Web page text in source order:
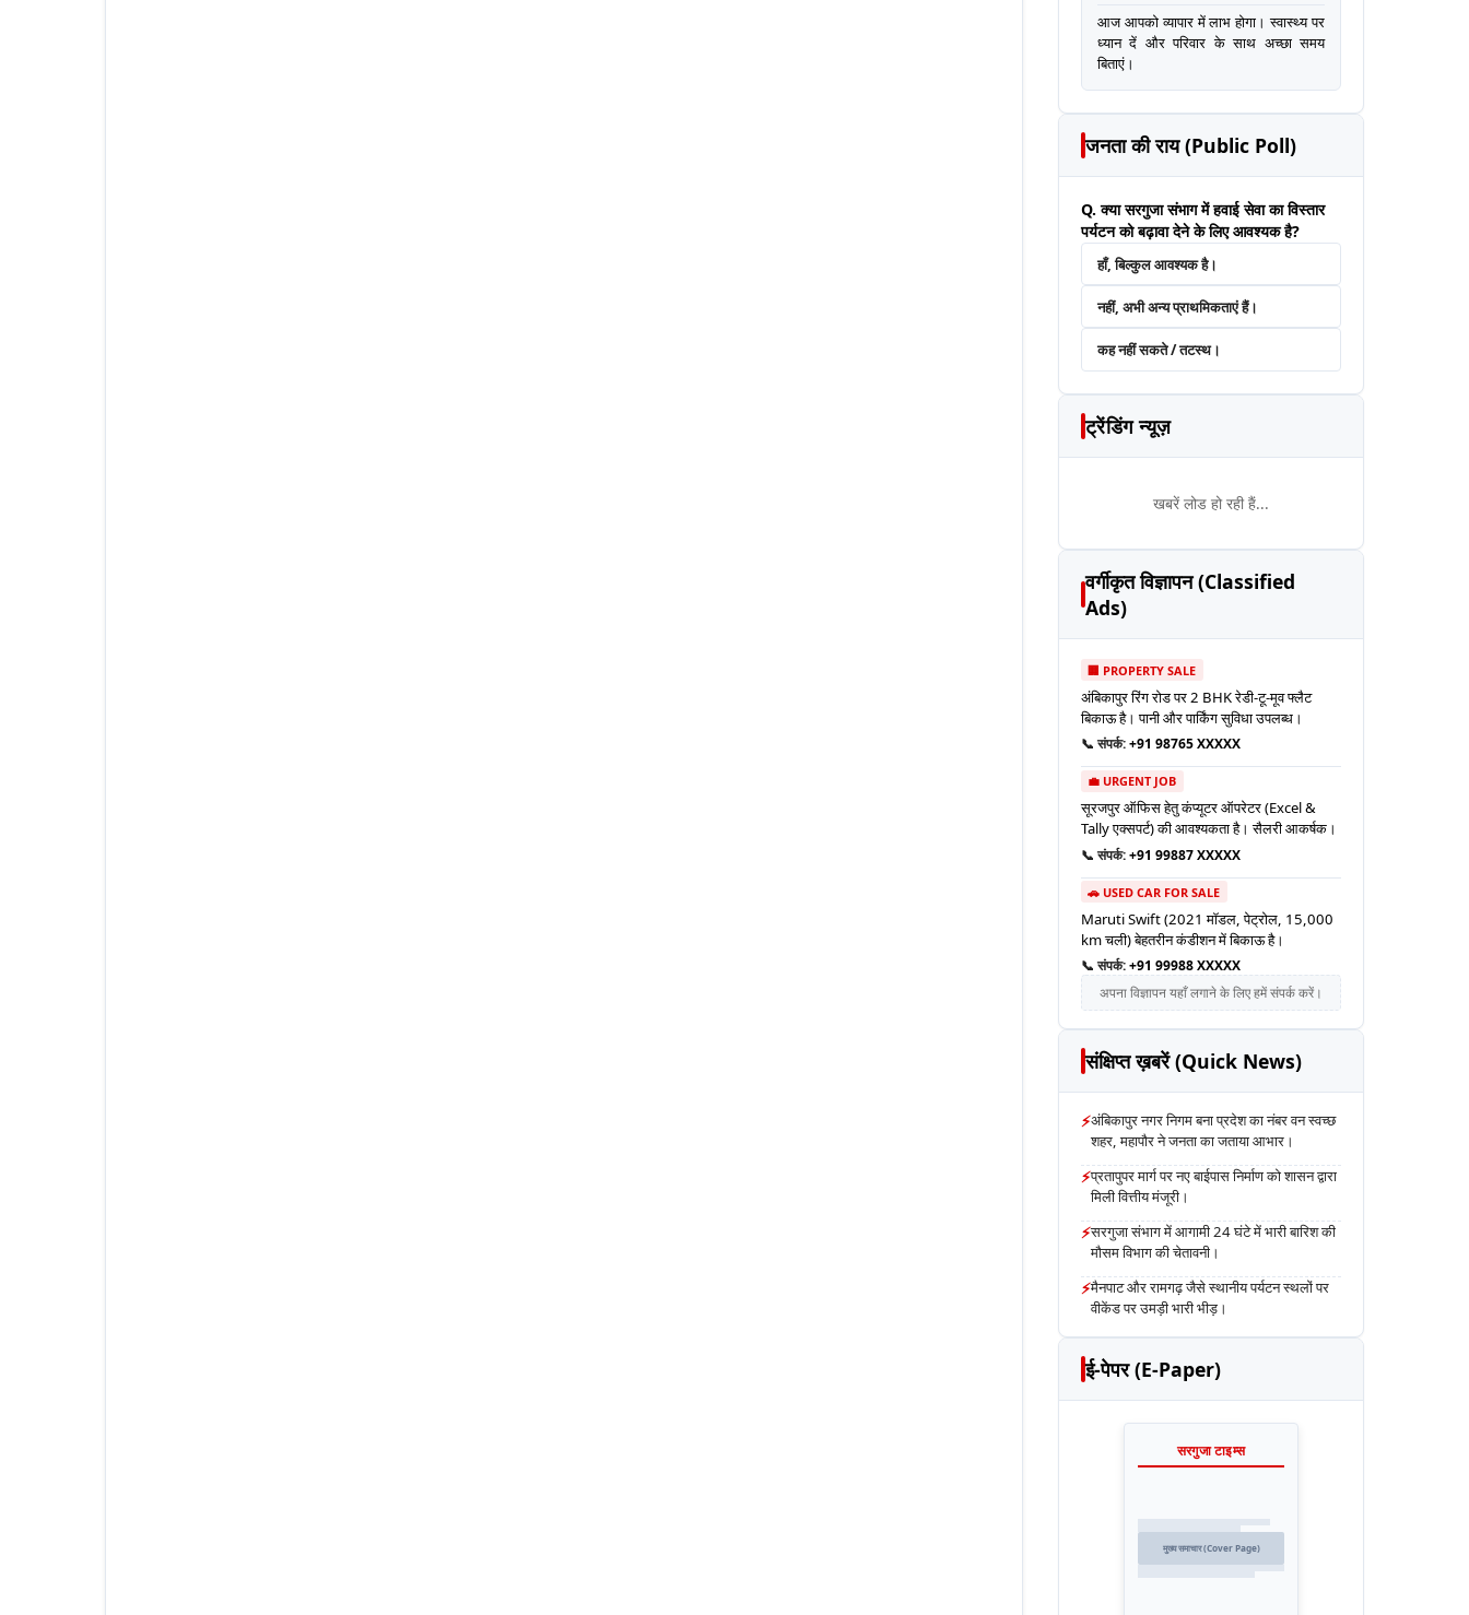
आज आपको व्यापार में लाभ होगा। स्वास्थ्य पर
ध्यान दें और परिवार के साथ अच्छा समय
बिताएं।
जनता की राय (Public Poll)
Q. क्या सरगुजा संभाग में हवाई सेवा का विस्तार
पर्यटन को बढ़ावा देने के लिए आवश्यक है?
हाँ, बिल्कुल आवश्यक है।
नहीं, अभी अन्य प्राथमिकताएं हैं।
कह नहीं सकते / तटस्थ।
ट्रेंडिंग न्यूज़
खबरें लोड हो रही हैं...
वर्गीकृत विज्ञापन (Classified
Ads)
🏢 PROPERTY SALE
अंबिकापुर रिंग रोड पर 2 BHK रेडी-टू-मूव फ्लैट
बिकाऊ है। पानी और पार्किंग सुविधा उपलब्ध।
📞 संपर्क:+91 98765 XXXXX
💼 URGENT JOB
सूरजपुर ऑफिस हेतु कंप्यूटर ऑपरेटर (Excel &
Tally एक्सपर्ट) की आवश्यकता है। सैलरी आकर्षक।
📞 संपर्क:+91 99887 XXXXX
🚗 USED CAR FOR SALE
Maruti Swift (2021 मॉडल, पेट्रोल, 15,000
km चली) बेहतरीन कंडीशन में बिकाऊ है।
📞 संपर्क:+91 99988 XXXXX
अपना विज्ञापन यहाँ लगाने के लिए हमें संपर्क करें।
संक्षिप्त ख़बरें (Quick News)
⚡अंबिकापुर नगर निगम बना प्रदेश का नंबर वन स्वच्छ
शहर, महापौर ने जनता का जताया आभार।
⚡प्रतापुपर मार्ग पर नए बाईपास निर्माण को शासन द्वारा
मिली वित्तीय मंजूरी।
⚡सरगुजा संभाग में आगामी 24 घंटे में भारी बारिश की
मौसम विभाग की चेतावनी।
⚡मैनपाट और रामगढ़ जैसे स्थानीय पर्यटन स्थलों पर
वीकेंड पर उमड़ी भारी भीड़।
ई-पेपर (E-Paper)
सरगुजा टाइम्स
मुख्य समाचार (Cover Page)